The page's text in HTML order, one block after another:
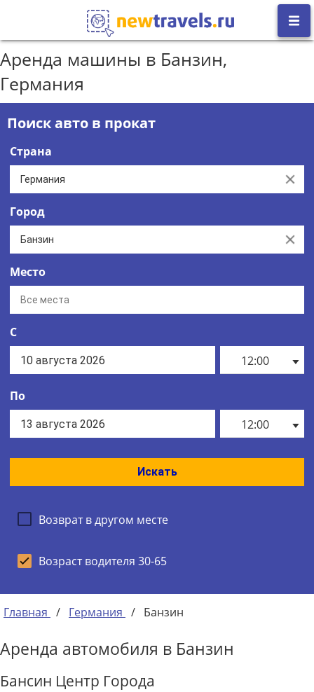
Аренда машины в Банзин,
Германия
Поиск авто в прокат
Страна
Clear
Город
Clear
Место
С
12:00
По
12:00
Искать
Возврат в другом месте
Возраст водителя 30-65
Главная / Германия / Банзин
Аренда автомобиля в Банзин
Бансин Центр Города